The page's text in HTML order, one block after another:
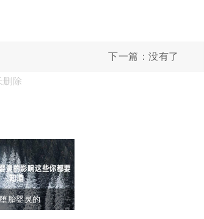
下一篇：没有了
删除
胎婴灵的